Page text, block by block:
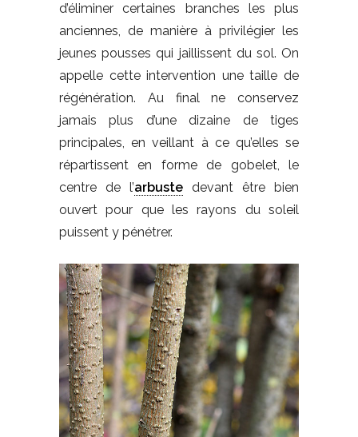
d’éliminer certaines branches les plus
anciennes, de manière à privilégier les
jeunes pousses qui jaillissent du sol. On
appelle cette intervention une taille de
régénération. Au final ne conservez
jamais plus d’une dizaine de tiges
principales, en veillant à ce qu’elles se
répartissent en forme de gobelet, le
centre de l’arbuste devant être bien
ouvert pour que les rayons du soleil
puissent y pénétrer.